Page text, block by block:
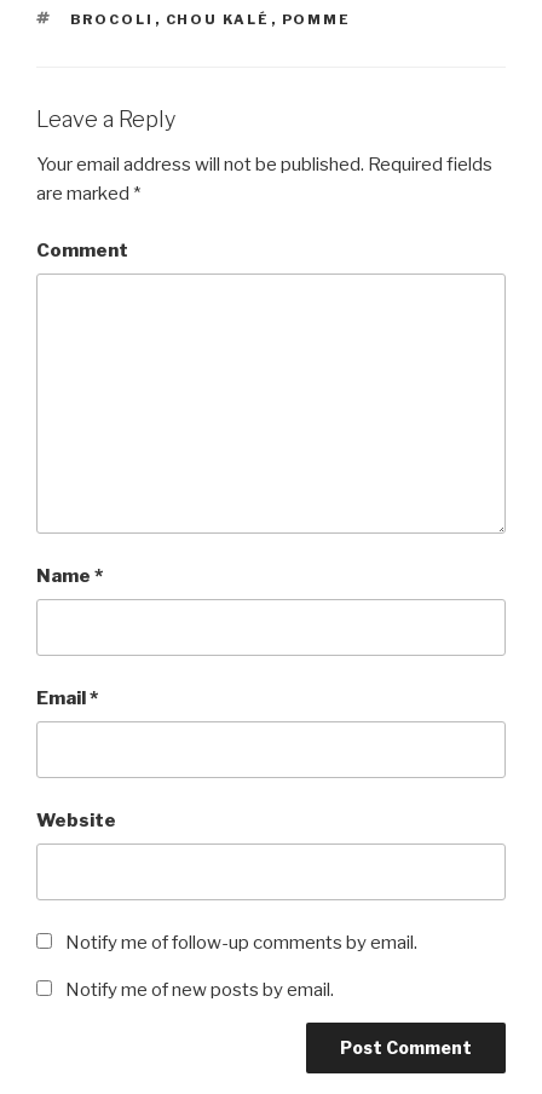
TAGS
BROCOLI , CHOU KALÉ , POMME
Leave a Reply
Your email address will not be published. Required fields
are marked *
Comment
Name *
Email*
Website
Notify me of follow-up comments by email.
Notify me of new posts by email.